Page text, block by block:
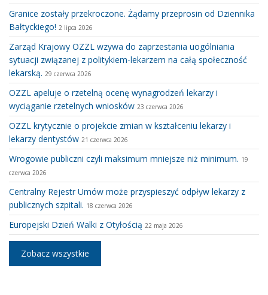
Granice zostały przekroczone. Żądamy przeprosin od Dziennika
Bałtyckiego! 2 lipca 2026
Zarząd Krajowy OZZL wzywa do zaprzestania uogólniania
sytuacji związanej z politykiem-lekarzem na całą społeczność
lekarską. 29 czerwca 2026
OZZL apeluje o rzetelną ocenę wynagrodzeń lekarzy i
wyciąganie rzetelnych wniosków 23 czerwca 2026
OZZL krytycznie o projekcie zmian w kształceniu lekarzy i
lekarzy dentystów 21 czerwca 2026
Wrogowie publiczni czyli maksimum mniejsze niż minimum. 19
czerwca 2026
Centralny Rejestr Umów może przyspieszyć odpływ lekarzy z
publicznych szpitali. 18 czerwca 2026
Europejski Dzień Walki z Otyłością 22 maja 2026
Zobacz wszystkie